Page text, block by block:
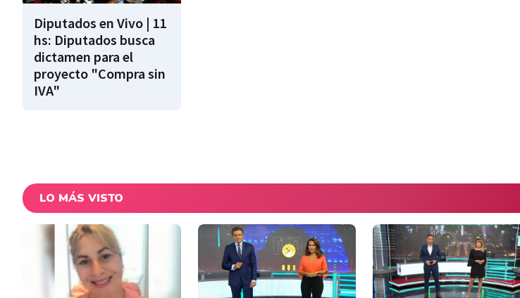
Diputados en Vivo | 11
hs: Diputados busca
dictamen para el
proyecto "Compra sin
IVA"
LO MÁS VISTO